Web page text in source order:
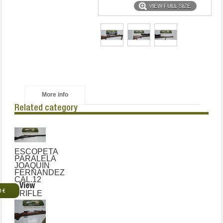
VIEW FULL SIZE
More info
Related category
ESCOPETA
PARALELA
JOAQUIN
FERNANDEZ
CAL.12
€
View
RIFLE